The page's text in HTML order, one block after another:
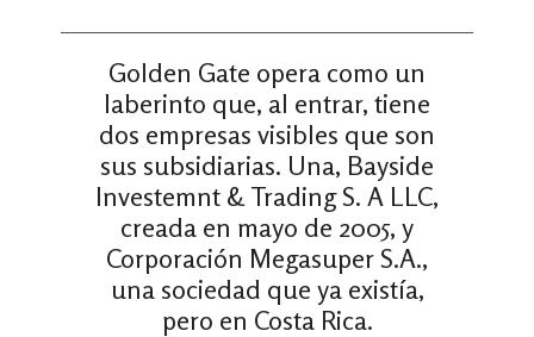
Golden Gate opera como un
laberinto que, al entrar, tiene
dos empresas visibles que son
sus subsidiarias. Una, Bayside
Investemnt & Trading S. A LLC,
creada en mayo de 2005, y
Corporación Megasuper S.A.,
una sociedad que ya existía,
pero en Costa Rica.